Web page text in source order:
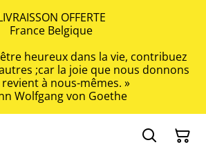
OFFERTE
France Belgique
heureux dans la vie, contribuez
;car la joie que nous donnons
à nous-mêmes. »
Wolfgang von Goethe